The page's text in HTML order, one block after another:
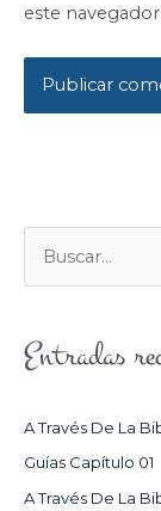
este
U
C
Entradas
A Través De La
Guías Capítulo 01
A Través De La